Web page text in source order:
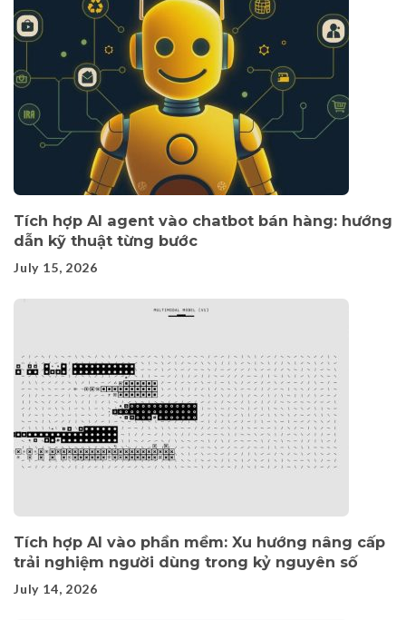
Tích hợp AI agent vào chatbot bán hàng: hướng
dẫn kỹ thuật từng bước
July 15, 2026
Tích hợp AI vào phần mềm: Xu hướng nâng cấp
trải nghiệm người dùng trong kỷ nguyên số
July 14, 2026